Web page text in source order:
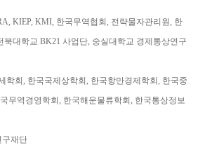
KIEP, KMI, 한국무역협회 , 전략물자관리원, 한
북대학교 BK21 사업단, 숭실대학교 경제통상연구
학회 , 한국국제상학회 , 한국항만경제학회 , 한국중
무역경영학회 , 한국해운물류학회 , 한국통상정보
구재단